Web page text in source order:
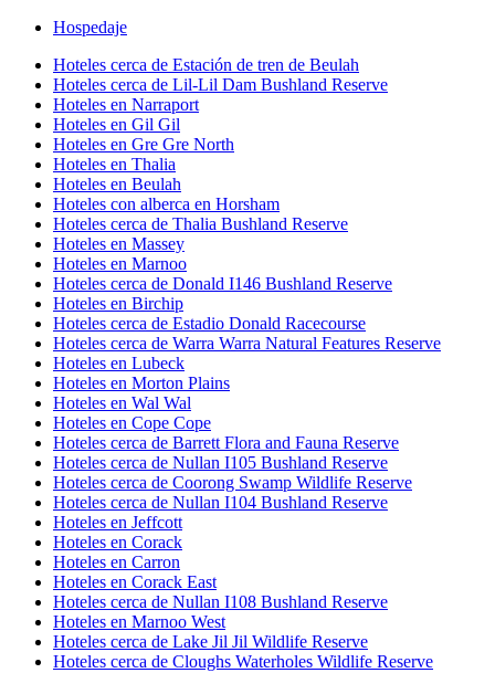
Hospedaje
Hoteles cerca de Estación de tren de Beulah
Hoteles cerca de Lil-Lil Dam Bushland Reserve
Hoteles en Narraport
Hoteles en Gil Gil
Hoteles en Gre Gre North
Hoteles en Thalia
Hoteles en Beulah
Hoteles con alberca en Horsham
Hoteles cerca de Thalia Bushland Reserve
Hoteles en Massey
Hoteles en Marnoo
Hoteles cerca de Donald I146 Bushland Reserve
Hoteles en Birchip
Hoteles cerca de Estadio Donald Racecourse
Hoteles cerca de Warra Warra Natural Features Reserve
Hoteles en Lubeck
Hoteles en Morton Plains
Hoteles en Wal Wal
Hoteles en Cope Cope
Hoteles cerca de Barrett Flora and Fauna Reserve
Hoteles cerca de Nullan I105 Bushland Reserve
Hoteles cerca de Coorong Swamp Wildlife Reserve
Hoteles cerca de Nullan I104 Bushland Reserve
Hoteles en Jeffcott
Hoteles en Corack
Hoteles en Carron
Hoteles en Corack East
Hoteles cerca de Nullan I108 Bushland Reserve
Hoteles en Marnoo West
Hoteles cerca de Lake Jil Jil Wildlife Reserve
Hoteles cerca de Cloughs Waterholes Wildlife Reserve